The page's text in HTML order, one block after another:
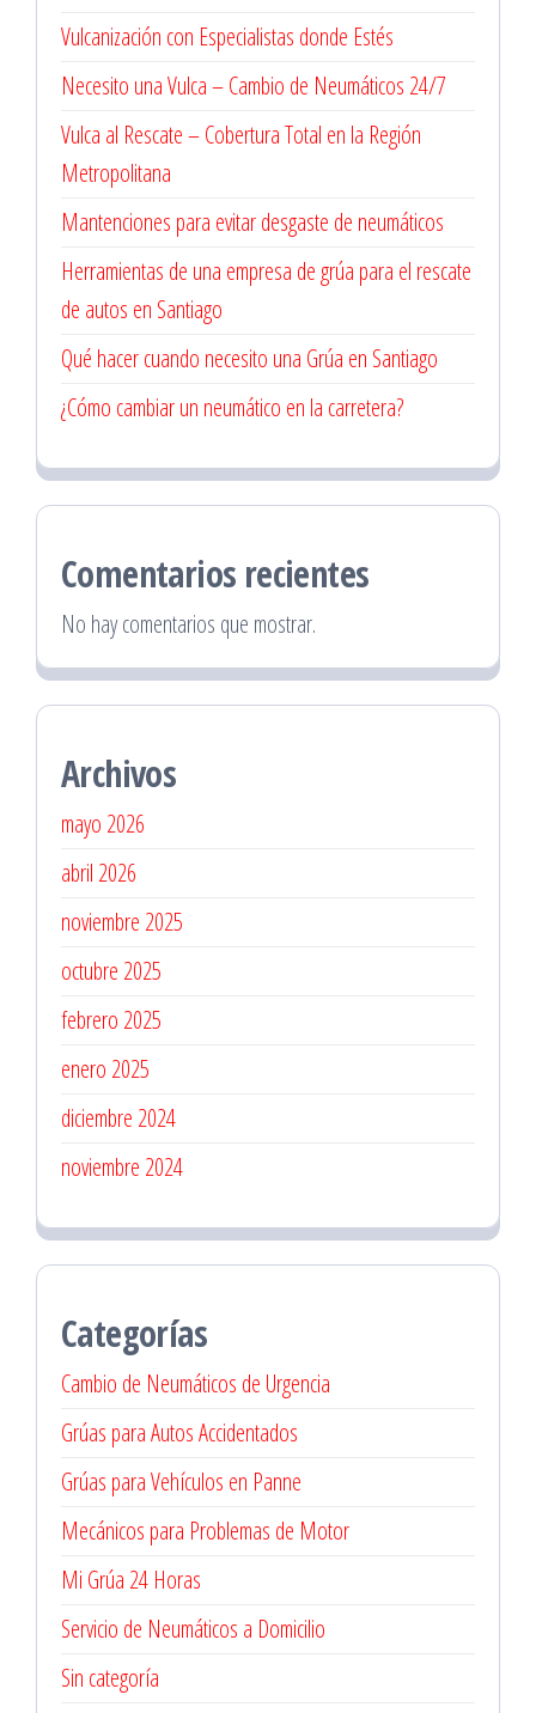
Vulcanización con Especialistas donde Estés
Necesito una Vulca – Cambio de Neumáticos 24/7
Vulca al Rescate – Cobertura Total en la Región
Metropolitana
Mantenciones para evitar desgaste de neumáticos
Herramientas de una empresa de grúa para el rescate
de autos en Santiago
Qué hacer cuando necesito una Grúa en Santiago
¿Cómo cambiar un neumático en la carretera?
Comentarios recientes
No hay comentarios que mostrar.
Archivos
mayo 2026
abril 2026
noviembre 2025
octubre 2025
febrero 2025
enero 2025
diciembre 2024
noviembre 2024
Categorías
Cambio de Neumáticos de Urgencia
Grúas para Autos Accidentados
Grúas para Vehículos en Panne
Mecánicos para Problemas de Motor
Mi Grúa 24 Horas
Servicio de Neumáticos a Domicilio
Sin categoría